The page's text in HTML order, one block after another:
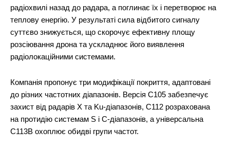
радіохвилі назад до радара, а поглинає їх і перетворює на
теплову енергію. У результаті сила відбитого сигналу
суттєво знижується, що скорочує ефективну площу
розсіювання дрона та ускладнює його виявлення
радіолокаційними системами.
Компанія пропонує три модифікації покриття, адаптовані
до різних частотних діапазонів. Версія C105 забезпечує
захист від радарів X та Ku-діапазонів, C112 розрахована
на протидію системам S і C-діапазонів, а універсальна
C113B охоплює обидві групи частот.